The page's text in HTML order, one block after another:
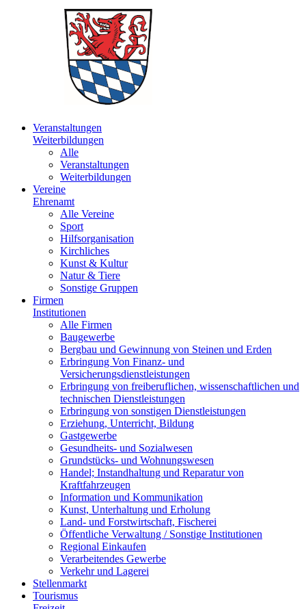
Veranstaltungen
Weiterbildungen
Alle
Veranstaltungen
Weiterbildungen
Vereine
Ehrenamt
Alle Vereine
Sport
Hilfsorganisation
Kirchliches
Kunst & Kultur
Natur & Tiere
Sonstige Gruppen
Firmen
Institutionen
Alle Firmen
Baugewerbe
Bergbau und Gewinnung von Steinen und Erden
Erbringung Von Finanz- und
Versicherungsdienstleistungen
Erbringung von freiberuflichen, wissenschaftlichen und
technischen Dienstleistungen
Erbringung von sonstigen Dienstleistungen
Erziehung, Unterricht, Bildung
Gastgewerbe
Gesundheits- und Sozialwesen
Grundstücks- und Wohnungswesen
Handel; Instandhaltung und Reparatur von
Kraftfahrzeugen
Information und Kommunikation
Kunst, Unterhaltung und Erholung
Land- und Forstwirtschaft, Fischerei
Öffentliche Verwaltung / Sonstige Institutionen
Regional Einkaufen
Verarbeitendes Gewerbe
Verkehr und Lagerei
Stellenmarkt
Tourismus